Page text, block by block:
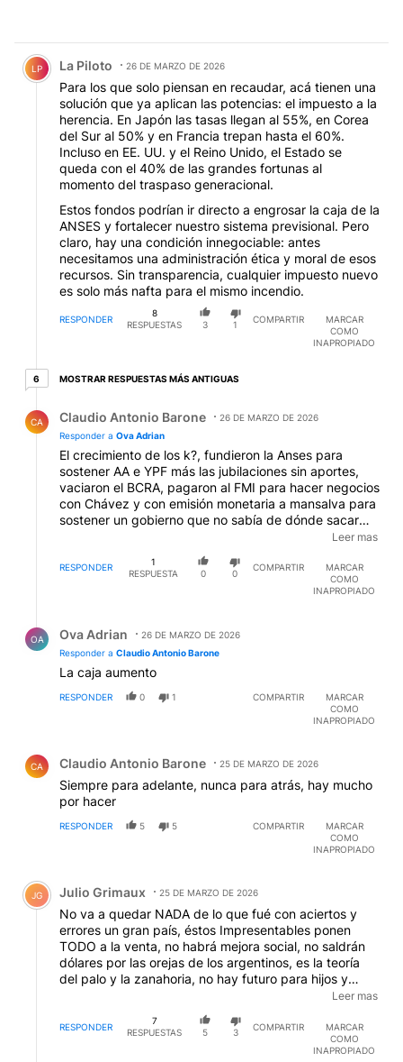
Comentario de La Piloto.
LP La Piloto 26 DE MARZO DE 2026
Para los que solo piensan en recaudar, acá tienen una
solución que ya aplican las potencias: el impuesto a la
herencia. En Japón las tasas llegan al 55%, en Corea
del Sur al 50% y en Francia trepan hasta el 60%.
Incluso en EE. UU. y el Reino Unido, el Estado se
queda con el 40% de las grandes fortunas al
momento del traspaso generacional.
Estos fondos podrían ir directo a engrosar la caja de la
ANSES y fortalecer nuestro sistema previsional. Pero
claro, hay una condición innegociable: antes
necesitamos una administración ética y moral de esos
recursos. Sin transparencia, cualquier impuesto nuevo
es solo más nafta para el mismo incendio.
RESPONDER
8
RESPUESTAS
3 1
COMPARTIR
MARCAR
COMO
INAPROPIADO
66 respuestas más antiguas
MOSTRAR RESPUESTAS MÁS ANTIGUAS
CA Claudio Antonio Barone
26 DE MARZO DE 2026
Responder a Ova Adrian
El crecimiento de los k?, fundieron la Anses para
sostener AA e YPF más las jubilaciones sin aportes,
vaciaron el BCRA, pagaron al FMI para hacer negocios
con Chávez y con emisión monetaria a mansalva para
sostener un gobierno que no sabía de dónde sacar
plata solamente para mantener un Estado presente
corrupto, mantener el clientelismo y a los punteros
políticos haciendo negocios con la pobreza, déficit
fiscal, desde el 2011 que la economía no crecía, no se
perdieron las elecciones por hacer las cosas bien,
zurdo, seguí con.lo tuyo defendiendo a los
delincuentes, los resultados están a la vista, bien
presos!!! y los que falta todavía, que tengas un buen
día
Leer mas
RESPONDER
1
RESPUESTA
0 0
COMPARTIR
MARCAR
COMO
INAPROPIADO
OA Ova Adrian
26 DE MARZO DE 2026
Responder a Claudio Antonio Barone
La caja aumento
RESPONDER 0 1 COMPARTIR
MARCAR
COMO
INAPROPIADO
CA Claudio Antonio Barone 25 DE MARZO DE 2026
Siempre para adelante, nunca para atrás, hay mucho
por hacer
RESPONDER 5 5 COMPARTIR
MARCAR
COMO
INAPROPIADO
Comentario de Julio Grimaux.
JG Julio Grimaux 25 DE MARZO DE 2026
No va a quedar NADA de lo que fué con aciertos y
errores un gran país, éstos Impresentables ponen
TODO a la venta, no habrá mejora social, no saldrán
dólares por las orejas de los argentinos, es la teoría
del palo y la zanahoria, no hay futuro para hijos y
nietos, el capital productivo NO EXISTE, toda la
apuesta va a la TIMBA FINANCIERA y aquí por
experiencia sabemos que ganan LOS DE SIEMPRE.
Leer mas
RESPONDER
7
RESPUESTAS
5 3
COMPARTIR
MARCAR
COMO
INAPROPIADO